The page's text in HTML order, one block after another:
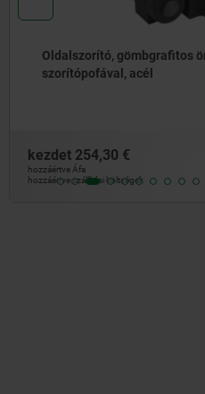
Oldalszorító, gömbgrafitos
szorítópofával, acél
kezdet 254,30 €
hozzáértve Áfa
hozzáértve szállítási költségek